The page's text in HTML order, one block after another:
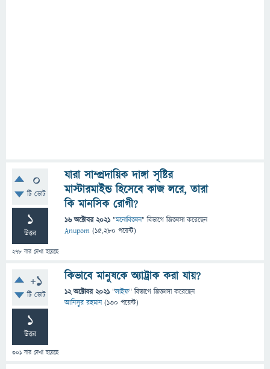
0
টি ভোট
1
উত্তর
278 বার দেখা হয়েছে
যারা সাম্প্রদায়িক দাঙ্গা সৃষ্টির
মাস্টারমাইন্ড হিসেবে কাজ লরে, তারা
কি মানসিক রোগী?
16 অক্টোবর 2021 "মনোবিজ্ঞান" বিভাগে জিজ্ঞাসাকরেছেন
Anupom (15,280 পয়েন্ট)
+1
টি ভোট
1
উত্তর
301 বার দেখা হয়েছে
কিভাবে মানুষকে অ্যাট্রাক করা যায়?
12 অক্টোবর 2021 "লাইফ" বিভাগে জিজ্ঞাসাকরেছেন
আনিসুর রহমান (130 পয়েন্ট)